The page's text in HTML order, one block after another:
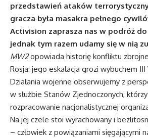
przedstawień ataków
gracza była masakra pełnego
Activision zaprasza nas w podróż do
jednak tym razem udamy się w nią
MW2opowiada historię konfliktu
Rosja: jego eskalacja grozi wybuchem
Działania wojenne obserwujemy z
w służbie Stanów Zjednoczonych,
rozpracowanie nacjonalistycznej
Na jej czele stoi wyrachowany i
– człowiek z powiązaniami sięgającymi